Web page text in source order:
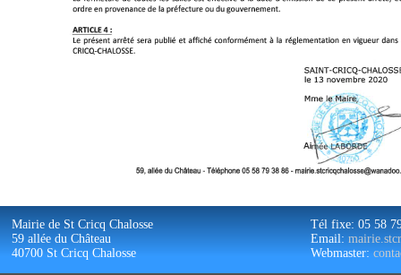
Mairie de St Cricq Chalosse
59 allée du Château
40700 St Cricq Chalosse
Tél fixe: 05 58
Email:
Webmaster: